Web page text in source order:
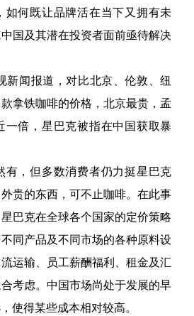
如何既让品牌活在当下又拥有未
国及其潜在投资者面前亟待解决
新闻报道，对比北京、伦敦、纽
拿铁咖啡的价格，北京最贵，孟
倍，星巴克被指在中国获取暴
有，但多数消费者仍力挺星巴克
贵的东西，可不止咖啡。在此事
巴克在全球各个国家的定价策略
同产品及不同市场的各种原料设
运输、员工薪酬福利、租金及汇
考虑。中国市场尚处于发展的早
使得某些成本相对较高。